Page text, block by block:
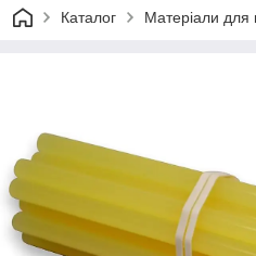
Каталог Матеріали для